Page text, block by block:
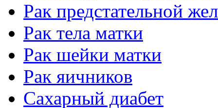
Рак предстательной
Рак тела матки
Рак шейки матки
Рак яичников
Сахарный диабет